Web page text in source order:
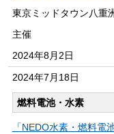
東京ミッドタウン八重
主催
2024年8月2日
2024年7月18日
燃料電池・水素
「NEDO水素・燃料電